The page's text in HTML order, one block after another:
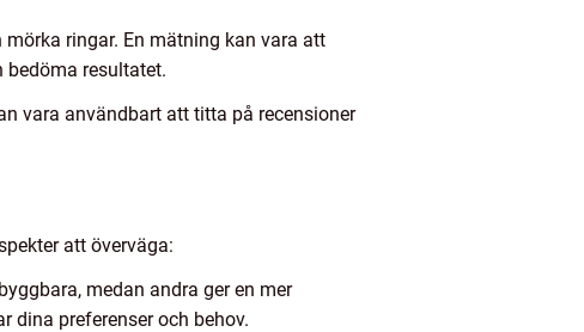
ringar. En mätning kan vara att
resultatet.
vara användbart att titta på recensioner
att överväga:
medan andra ger en mer
dina preferenser och behov.